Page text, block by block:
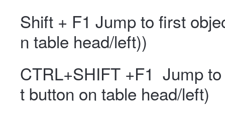
Shift + F1 Jump to first
n table head/left))
CTRL+SHIFT +F1 Jump
t button on table head/left)